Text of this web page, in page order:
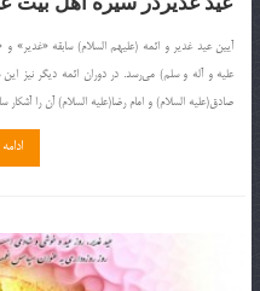
آیین عید غدیر و ائمه (علیهم السلام) سابقه «غدیر» و
علیه و آله و سلم) مى‌رسد. در دوران ائمه دیگر نیز
صادق(علیه السلام) و امام رضا(علیه السلام) آن را